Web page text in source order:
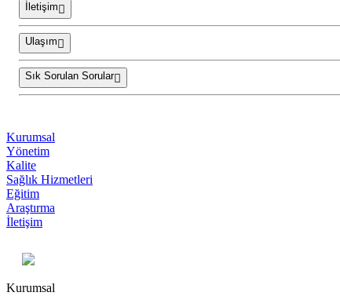
İletişim
Ulaşım
Sık Sorulan Sorular
Kurumsal
Yönetim
Kalite
Sağlık Hizmetleri
Eğitim
Araştırma
İletişim
Kurumsal